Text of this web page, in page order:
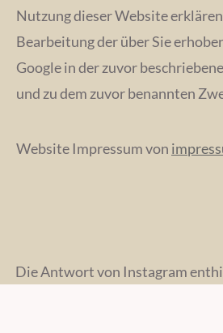
Nutzung dieser Website
Bearbeitung der über Sie
Google in der zuvor
und zu dem zuvor benannten
Website Impressum von
Die Antwort von Instagram